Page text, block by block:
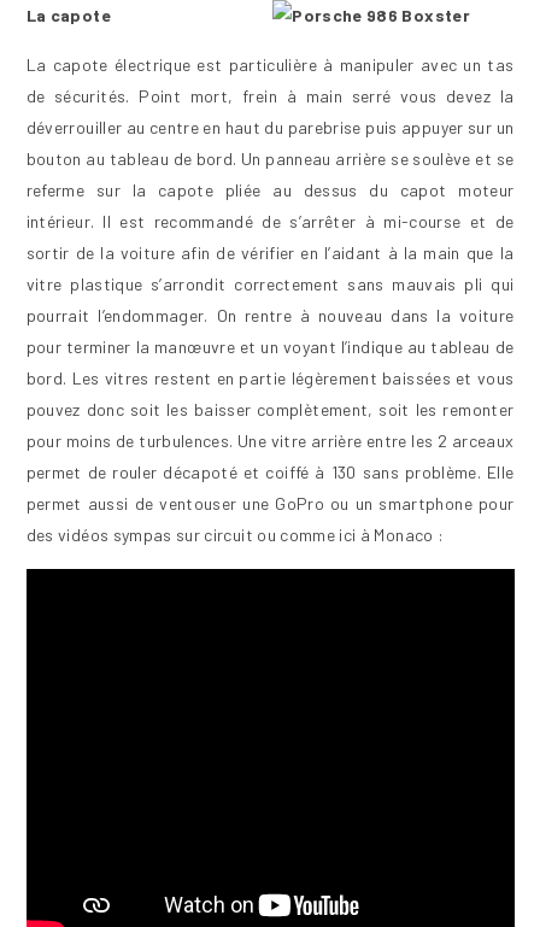
La capote
La capote électrique est particulière à manipuler avec un tas
de sécurités. Point mort, frein à main serré vous devez la
déverrouiller au centre en haut du parebrise puis appuyer sur un
bouton au tableau de bord. Un panneau arrière se soulève et se
referme sur la capote pliée au dessus du capot moteur
intérieur. Il est recommandé de s’arrêter à mi-course et de
sortir de la voiture afin de vérifier en l’aidant à la main que la
vitre plastique s’arrondit correctement sans mauvais pli qui
pourrait l’endommager. On rentre à nouveau dans la voiture
pour terminer la manœuvre et un voyant l’indique au tableau de
bord. Les vitres restent en partie légèrement baissées et vous
pouvez donc soit les baisser complètement, soit les remonter
pour moins de turbulences. Une vitre arrière entre les 2 arceaux
permet de rouler décapoté et coiffé à 130 sans problème. Elle
permet aussi de ventouser une GoPro ou un smartphone pour
des vidéos sympas sur circuit ou comme ici à Monaco :